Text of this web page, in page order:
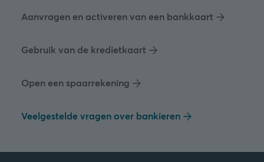
Aanvragen en activeren van een bankkaart
Gebruik van de kredietkaart
Open een spaarrekening
Veelgestelde vragen over bankieren